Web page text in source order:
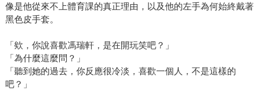
像是他從來不上體育課的真正理由，以及他的左手為何始終戴著
黑色皮手套。
「欸，你說喜歡馮瑞軒，是在開玩笑吧？」
「為什麼這麼問？」
「聽到她的過去，你反應很冷淡，喜歡一個人，不是這樣的
吧？」